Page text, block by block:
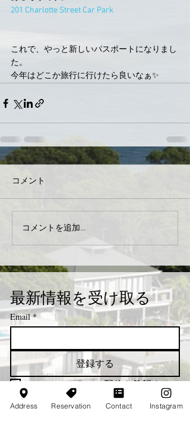
201 Charlotte Street Car Park
これで、やっと新しいパスポートになりまし
た。
今年はどこか旅行に行けたら良いなぁ✨
コメント
コメントを追加…
最新情報を受け取る
Email *
登録する
ニュースレターの配信を希望する
Address Reservation Contact Instagram